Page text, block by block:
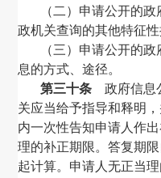
（二）申请公开的
政机关查询的其他特征性
（三）申请公开的
息的方式、途径。
第三十条 政府信息
关应当给予指导和释明
内一次性告知申请人作
理的补正期限。答复期
起计算。申请人无正当